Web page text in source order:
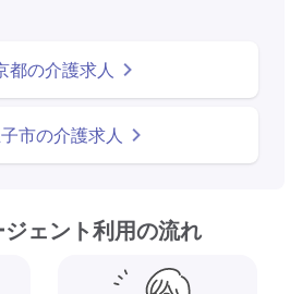
都の介護求人
市の介護求人
ェント利用の流れ